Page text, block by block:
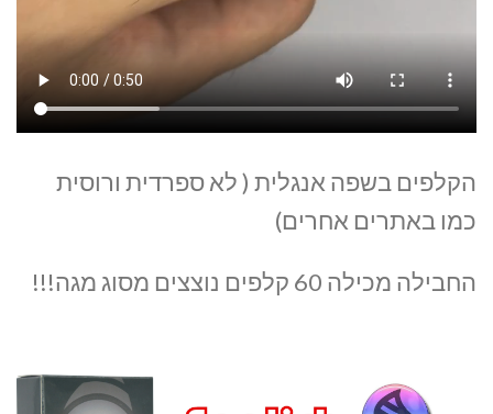
הקלפים בשפה אנגלית ( לא ספרדית ורוסית
כמו באתרים אחרים)
החבילה מכילה 60 קלפים נוצצים מסוג מגה!!!